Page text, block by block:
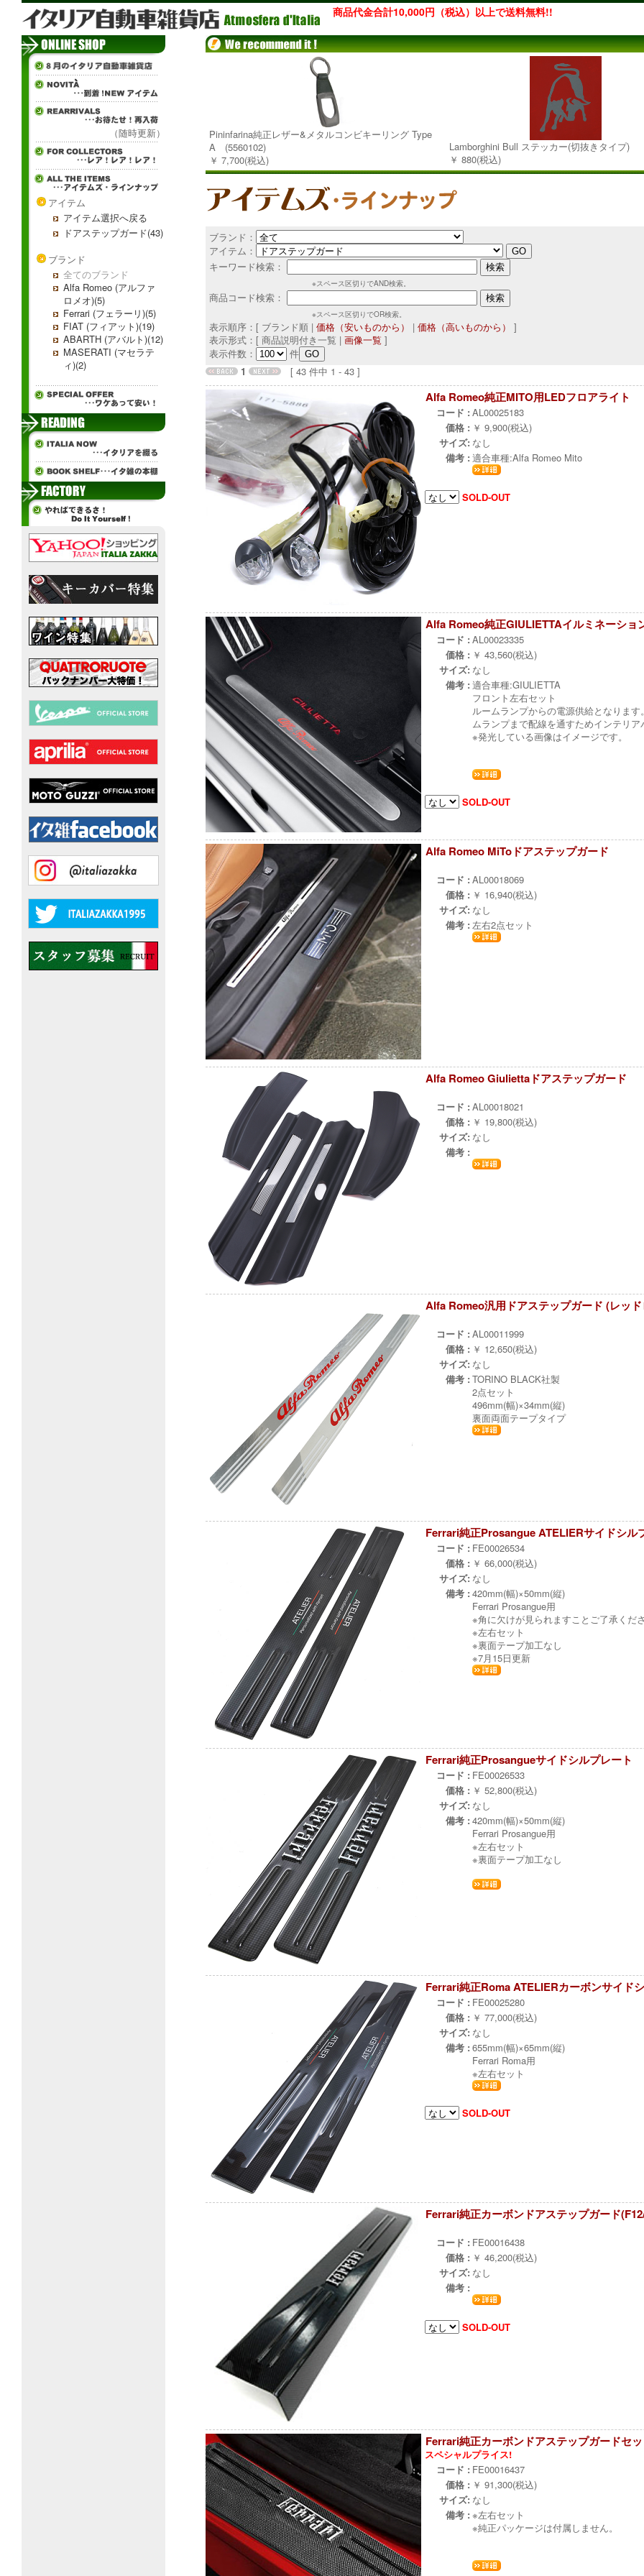
商品代金合計10,000円（税込）以上で送料無料!!
（随時更新）
アイテム
アイテム選択へ戻る
ドアステップガード(43)
ブランド
全てのブランド
Alfa Romeo (アルファ
ロメオ)(5)
Ferrari (フェラーリ)(5)
FIAT (フィアット)(19)
ABARTH (アバルト)(12)
MASERATI (マセラテ
ィ)(2)
Pininfarina純正レザー&メタルコンビキーリング Type
A (5560102)
￥ 7,700(税込)
Lamborghini Bull ステッカー(切抜きタイプ)
￥ 880(税込)
ブランド：
アイテム：
キーワード検索：
※スペース区切りでAND検索。
商品コード検索：
※スペース区切りでOR検索。
表示順序：[ ブランド順 | 価格（安いものから） | 価格（高いものから）
]
表示形式：[ 商品説明付き一覧 | 画像一覧 ]
表示件数：
件
1
[ 43 件中 1 - 43 ]
Alfa Romeo純正MITO用LEDフロアライト
コード : AL00025183
価格 : ￥ 9,900(税込)
サイズ: なし
備考 : 適合車種:Alfa Romeo Mito
SOLD-OUT
Alfa Romeo純正GIULIETTAイルミネーショ
コード : AL00023335
価格 : ￥ 43,560(税込)
サイズ: なし
備考 : 適合車種:GIULIETTA
フロント左右セット
ルームランプからの電源供給となりま
ムランプまで配線を通すためインテリ
※発光している画像はイメージです。
SOLD-OUT
Alfa Romeo MiToドアステップガード
コード : AL00018069
価格 : ￥ 16,940(税込)
サイズ: なし
備考 : 左右2点セット
Alfa Romeo Giuliettaドアステップガード
コード : AL00018021
価格 : ￥ 19,800(税込)
サイズ: なし
備考 :
Alfa Romeo汎用ドアステップガード (レッ
コード : AL00011999
価格 : ￥ 12,650(税込)
サイズ: なし
備考 : TORINO BLACK社製
2点セット
496mm(幅)×34mm(縦)
裏面両面テープタイプ
Ferrari純正Prosangue ATELIERサイドシル
コード : FE00026534
価格 : ￥ 66,000(税込)
サイズ: なし
備考 : 420mm(幅)×50mm(縦)
Ferrari Prosangue用
※角に欠けが見られますことご了承くだ
※左右セット
※裏面テープ加工なし
※7月15日更新
Ferrari純正Prosangueサイドシルプレート
コード : FE00026533
価格 : ￥ 52,800(税込)
サイズ: なし
備考 : 420mm(幅)×50mm(縦)
Ferrari Prosangue用
※左右セット
※裏面テープ加工なし
Ferrari純正Roma ATELIERカーボンサイド
コード : FE00025280
価格 : ￥ 77,000(税込)
サイズ: なし
備考 : 655mm(幅)×65mm(縦)
Ferrari Roma用
※左右セット
SOLD-OUT
Ferrari純正カーボンドアステップガード
コード : FE00016438
価格 : ￥ 46,200(税込)
サイズ: なし
備考 :
SOLD-OUT
Ferrari純正カーボンドアステップガードセ
スペシャルプライス!
コード : FE00016437
価格 : ￥ 91,300(税込)
サイズ: なし
備考 : ※左右セット
※純正パッケージは付属しません。